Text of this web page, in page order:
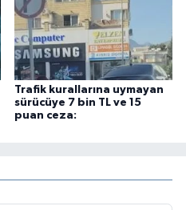
Trafik kurallarına uymayan
sürücüye 7 bin TL ve 15
puan ceza: